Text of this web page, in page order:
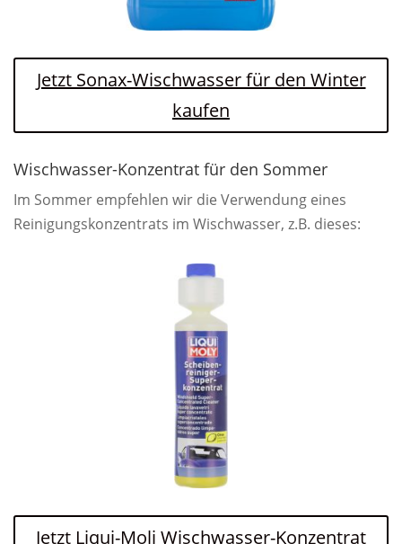
Jetzt Sonax-Wischwasser für den Winter
kaufen
Wischwasser-Konzentrat für den Sommer
Im Sommer empfehlen wir die Verwendung eines
Reinigungskonzentrats im Wischwasser, z.B. dieses:
Jetzt Liqui-Moli Wischwasser-Konzentrat